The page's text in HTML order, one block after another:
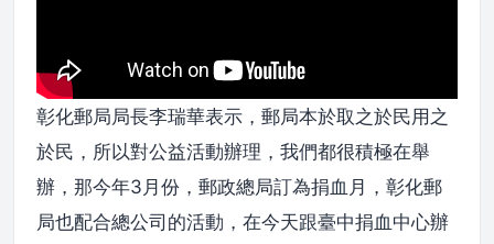
彰化郵局局長李瑞華表示，郵局本於取之於民用之
於民，所以對公益活動辦理，我們都很積極在舉
辦，那今年3月份，郵政總局訂為捐血月，彰化郵
局也配合總公司的活動，在今天跟臺中捐血中心辦